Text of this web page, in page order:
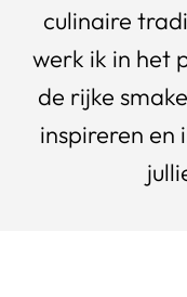
culinaire
werk ik in het
de rijke
inspireren en